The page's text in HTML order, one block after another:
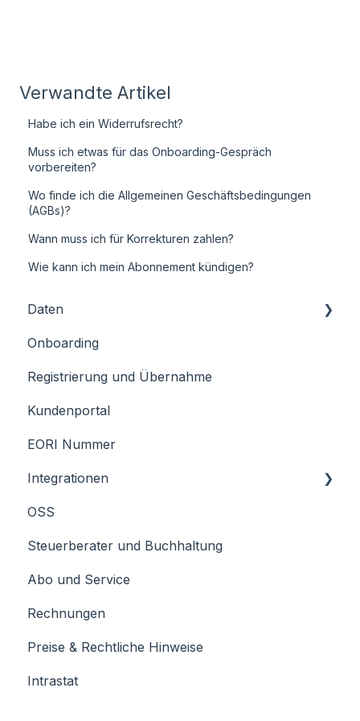
Verwandte Artikel
Habe ich ein Widerrufsrecht?
Muss ich etwas für das Onboarding-Gespräch
vorbereiten?
Wo finde ich die Allgemeinen Geschäftsbedingungen
(AGBs)?
Wann muss ich für Korrekturen zahlen?
Wie kann ich mein Abonnement kündigen?
Daten
Übermittlung von Eingangsrechnungen
Onboarding
Registrierung und Übernahme
Kundenportal
EORI Nummer
Integrationen
JERA
Billbee
OSS
Steuerberater und Buchhaltung
Abo und Service
Rechnungen
Preise & Rechtliche Hinweise
Intrastat